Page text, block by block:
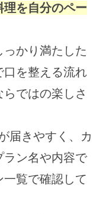
を自分のペー
かり満たした
口を整える流れ
ではの楽しさ
届きやすく、カ
ラン名や内容で
覧で確認して